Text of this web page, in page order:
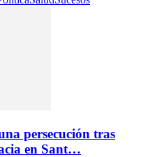
persecución tras
en Sant…